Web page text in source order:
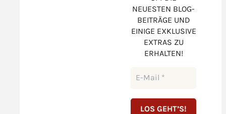
NEUESTEN BLOG-
BEITRÄGE UND
EINIGE EXKLUSIVE
EXTRAS ZU
ERHALTEN!